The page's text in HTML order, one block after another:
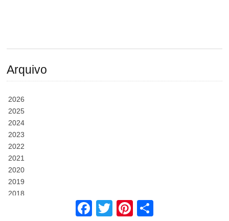
Arquivo
2026
2025
2024
2023
2022
2021
2020
2019
2018
Facebook Twitter Pinterest